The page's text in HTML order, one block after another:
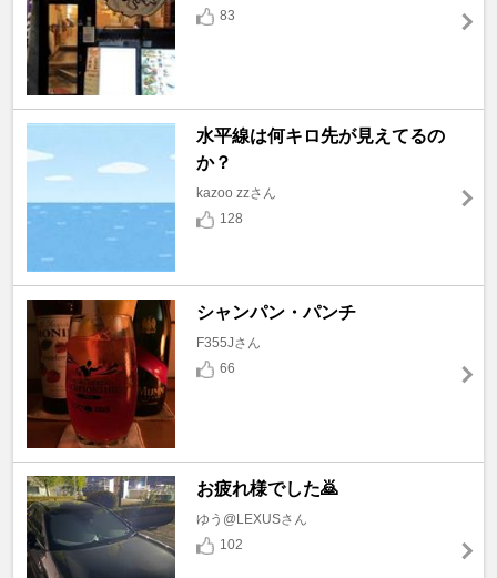
83
水平線は何キロ先が見えてるの
か？
kazoo zzさん
128
シャンパン・パンチ
F355Jさん
66
お疲れ様でした🙇
ゆう@LEXUSさん
102